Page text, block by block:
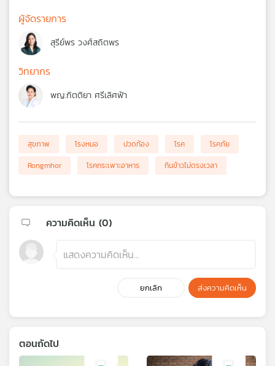
ผู้จัดรายการ
สุรีย์พร วงศ์สถิตพร
วิทยากร
พญ.กิตติยา ศรีเลิศฟ้า
สุขภาพ โรงหมอ ปวดท้อง โรค
โรคภัย
Rongmhor
โรคกระเพาะอาหาร กินข้าวไม่ตรงเวลา
ความคิดเห็น (0)
ยกเลิก ส่งความคิดเห็น
ตอนถัดไป